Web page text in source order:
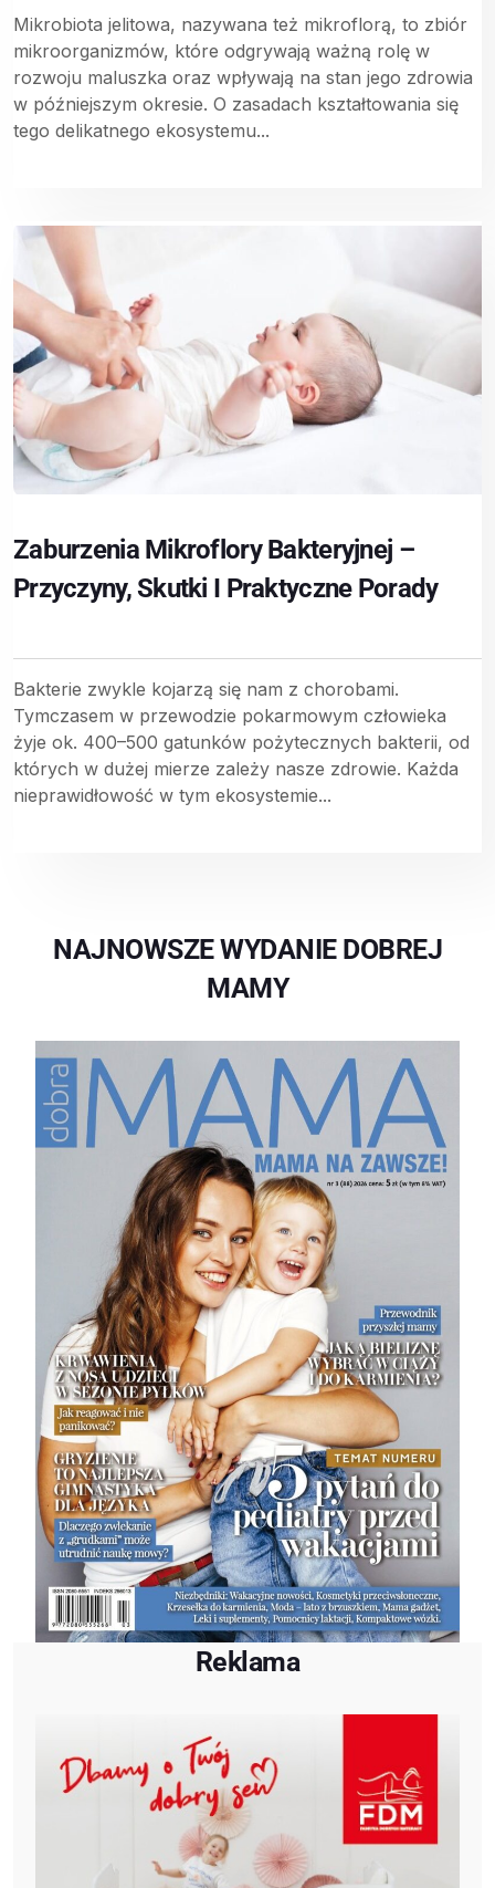
Mikrobiota jelitowa, nazywana też mikroflorą, to zbiór
mikroorganizmów, które odgrywają ważną rolę w
rozwoju maluszka oraz wpływają na stan jego zdrowia
w późniejszym okresie. O zasadach kształtowania się
tego delikatnego ekosystemu...
Zaburzenia Mikroflory Bakteryjnej –
Przyczyny, Skutki I Praktyczne Porady
Bakterie zwykle kojarzą się nam z chorobami.
Tymczasem w przewodzie pokarmowym człowieka
żyje ok. 400–500 gatunków pożytecznych bakterii, od
których w dużej mierze zależy nasze zdrowie. Każda
nieprawidłowość w tym ekosystemie...
NAJNOWSZE WYDANIE DOBREJ
MAMY
Reklama